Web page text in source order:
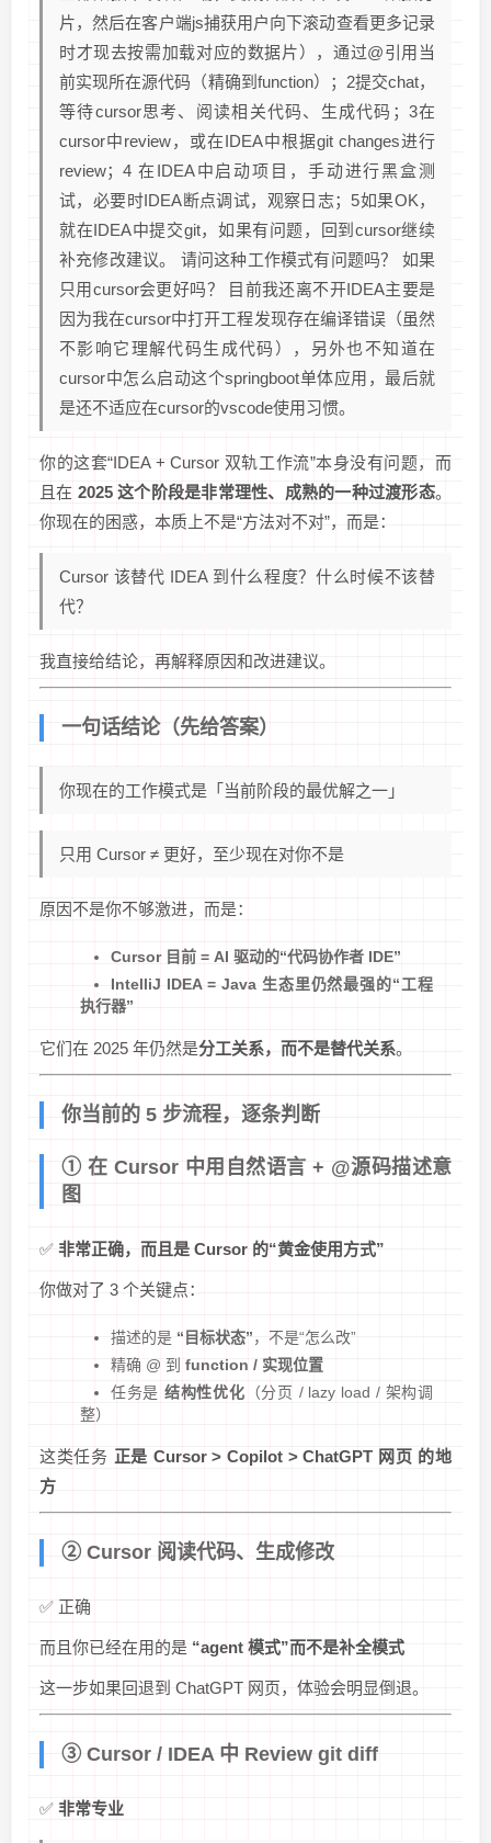
片，然后在客户端js捕获用户向下滚动查看更多记录
时才现去按需加载对应的数据片），通过@引用当
前实现所在源代码（精确到function）；2提交chat，
等待cursor思考、阅读相关代码、生成代码；3在
cursor中review，或在IDEA中根据git changes进行
review；4 在IDEA中启动项目，手动进行黑盒测
试，必要时IDEA断点调试，观察日志；5如果OK，
就在IDEA中提交git，如果有问题，回到cursor继续
补充修改建议。 请问这种工作模式有问题吗？ 如果
只用cursor会更好吗？ 目前我还离不开IDEA主要是
因为我在cursor中打开工程发现存在编译错误（虽然
不影响它理解代码生成代码），另外也不知道在
cursor中怎么启动这个springboot单体应用，最后就
是还不适应在cursor的vscode使用习惯。
你的这套“IDEA + Cursor 双轨工作流”本身没有问题，而
且在 2025 这个阶段是非常理性、成熟的一种过渡形态。
你现在的困惑，本质上不是“方法对不对”，而是：
Cursor 该替代 IDEA 到什么程度？什么时候不该替
代？
我直接给结论，再解释原因和改进建议。
一句话结论（先给答案）
你现在的工作模式是「当前阶段的最优解之一」
只用 Cursor ≠ 更好，至少现在对你不是
原因不是你不够激进，而是：
Cursor 目前 = AI 驱动的“代码协作者 IDE”
IntelliJ IDEA = Java 生态里仍然最强的“工程
执行器”
它们在 2025 年仍然是分工关系，而不是替代关系。
你当前的 5 步流程，逐条判断
① 在 Cursor 中用自然语言 + @源码描述意
图
✅ 非常正确，而且是 Cursor 的“黄金使用方式”
你做对了 3 个关键点：
描述的是 “目标状态”，不是“怎么改”
精确 @ 到 function / 实现位置
任务是 结构性优化 （分页 / lazy load / 架构调
整）
这类任务 正是 Cursor > Copilot > ChatGPT 网页 的地
方
② Cursor 阅读代码、生成修改
✅ 正确
而且你已经在用的是 “agent 模式”而不是补全模式
这一步如果回退到 ChatGPT 网页，体验会明显倒退。
③ Cursor / IDEA 中 Review git diff
✅ 非常专业